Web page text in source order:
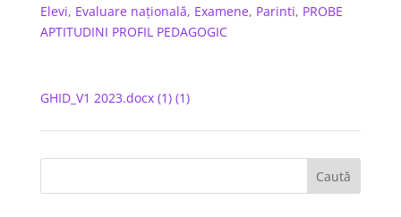
Elevi, Evaluare națională, Examene, Parinti, PROBE
APTITUDINI PROFIL PEDAGOGIC
GHID_V1 2023.docx (1) (1)